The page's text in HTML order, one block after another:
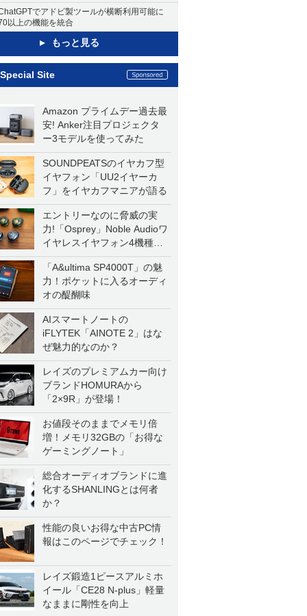
でアドビ製ツールが横断利用可能に
以上の機能を統合
もっと見る
Special Site
Amazon プライムデー過去最
安! Anker注目プロジェクタ
ー3モデルを使ってみた
SOUNDPEATSのイヤカフ型
イヤフォン「UU2イヤーカ
フ」をイヤカフマニアが語る
エントリーなのに脅威の実
力!「Osprey」Noble Audioワ
イヤレスイヤフォン4機種を
一気に聴く
「A&ultima SP4000T」の魅
力！ポケットに入るオーディ
オの醍醐味
AIスマートノートの
iFLYTEK「AINOTE 2」はな
ぜ魅力的なのか？
レイズのプレミアムカー向け
ブランドHOMURAから
「2×9R」が登場！
お値段そのままでメモリ倍
増！メモリ32GBの「お得な
ゲーミングノート」
総合オーディオブランドに進
化するSHANLINGとは何者
か？
性能の良いお得な中古PC情
報はこのページでチェック！
レイズ鍛造1ピースアルミホ
イール「CE28 N-plus」軽量
なままに剛性を向上